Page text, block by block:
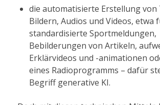
die automatisierte Erstellung von
Bildern, Audios und Videos, etwa
standardisierte Sportmeldungen,
Bebilderungen von Artikeln,
Erklärvideos und -animationen
eines Radioprogramms – dafür
Begriff generative KI.